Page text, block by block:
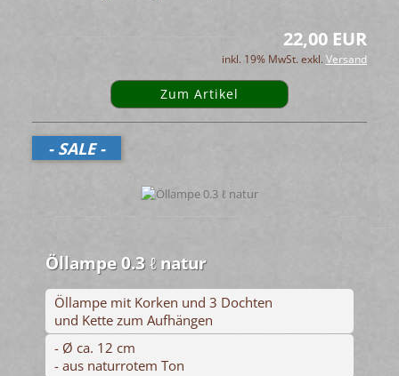
22,00 EUR
inkl. 19% MwSt. exkl.Versand
Zum Artikel
- SALE -
Öllampe 0.3 ℓ natur
Öllampe mit Korken und 3 Dochten
und Kette zum Aufhängen
- Ø ca. 12 cm
- aus naturrotem Ton